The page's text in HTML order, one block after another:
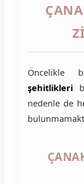
şehitlikleri
nedenle de